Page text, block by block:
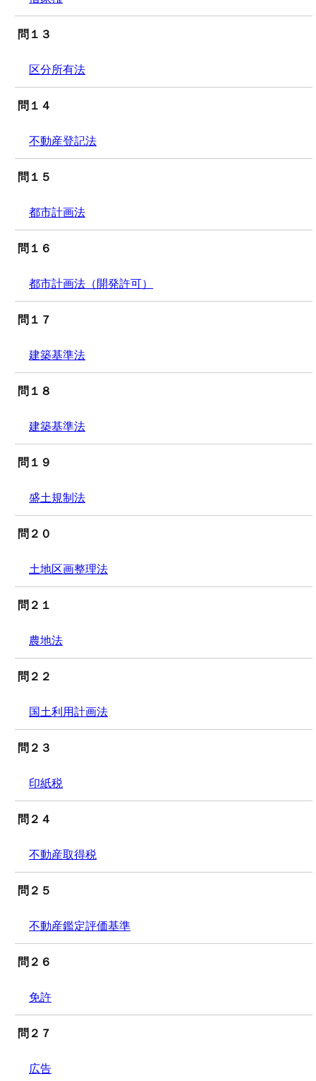
問１３
区分所有法
問１４
不動産登記法
問１５
都市計画法
問１６
都市計画法（開発許可）
問１７
建築基準法
問１８
建築基準法
問１９
盛土規制法
問２０
土地区画整理法
問２１
農地法
問２２
国土利用計画法
問２３
印紙税
問２４
不動産取得税
問２５
不動産鑑定評価基準
問２６
免許
問２７
広告